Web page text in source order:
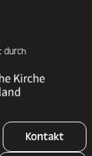
durch
Kontakt